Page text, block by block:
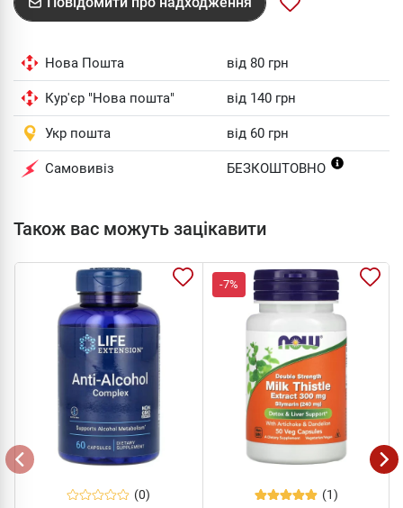
Нова Пошта від 80 грн
Кур'єр "Нова пошта" від 140 грн
Укр пошта від 60 грн
Самовивіз БЕЗКОШТОВНО
Також вас можуть зацікавити
(0)
-7%
(1)